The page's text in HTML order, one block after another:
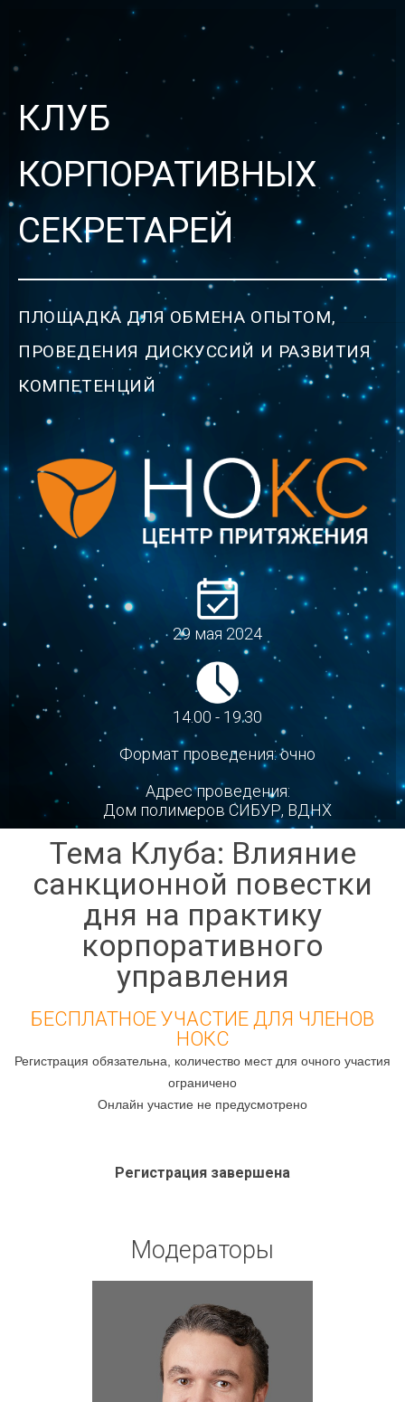
КЛУБ
КОРПОРАТИВНЫХ
СЕКРЕТАРЕЙ
ПЛОЩАДКА ДЛЯ ОБМЕНА ОПЫТОМ,
ПРОВЕДЕНИЯ ДИСКУССИЙ И РАЗВИТИЯ
КОМПЕТЕНЦИЙ
29 мая 2024
14.00 - 19.30
Формат проведения: очно
Адрес проведения:
Дом полимеров СИБУР, ВДНХ
Тема Клуба: Влияние
санкционной повестки
дня на практику
корпоративного
управления
БЕСПЛАТНОЕ УЧАСТИЕ ДЛЯ ЧЛЕНОВ
НОКС
Регистрация обязательна, количество мест для очного участия
ограничено
Онлайн участие не предусмотрено
Регистрация завершена
Модераторы